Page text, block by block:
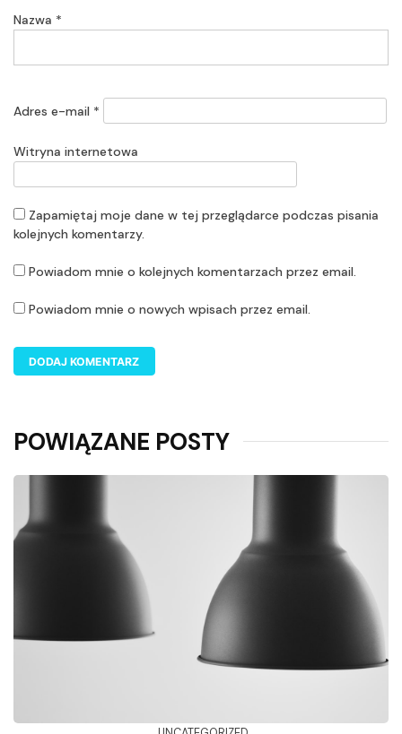
Nazwa *
Adres e-mail *
Witryna internetowa
Zapamiętaj moje dane w tej przeglądarce podczas pisania
kolejnych komentarzy.
Powiadom mnie o kolejnych komentarzach przez email.
Powiadom mnie o nowych wpisach przez email.
POWIĄZANE POSTY